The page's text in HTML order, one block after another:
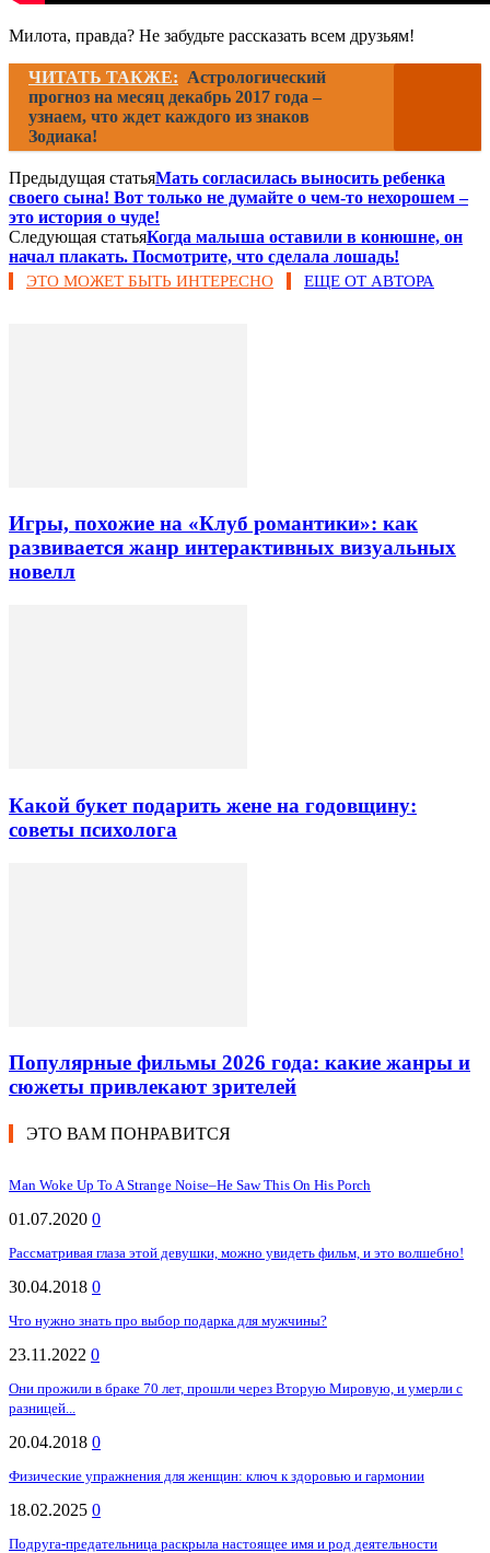
Милота, правда? Не забудьте рассказать всем друзьям!
ЧИТАТЬ ТАКЖЕ: Астрологический
прогноз на месяц декабрь 2017 года –
узнаем, что ждет каждого из знаков
Зодиака!
Предыдущая статьяМать согласилась выносить ребенка
своего сына! Вот только не думайте о чем-то нехорошем –
это история о чуде!
Следующая статьяКогда малыша оставили в конюшне, он
начал плакать. Посмотрите, что сделала лошадь!
ЭТО МОЖЕТ БЫТЬ ИНТЕРЕСНО ЕЩЕ ОТ АВТОРА
Игры, похожие на «Клуб романтики»: как
развивается жанр интерактивных визуальных
новелл
Какой букет подарить жене на годовщину:
советы психолога
Популярные фильмы 2026 года: какие жанры и
сюжеты привлекают зрителей
ЭТО ВАМ ПОНРАВИТСЯ
Man Woke Up To A Strange Noise–He Saw This On His Porch
01.07.2020 0
Рассматривая глаза этой девушки, можно увидеть фильм, и это волшебно!
30.04.2018 0
Что нужно знать про выбор подарка для мужчины?
23.11.2022 0
Они прожили в браке 70 лет, прошли через Вторую Мировую, и умерли с
разницей...
20.04.2018 0
Физические упражнения для женщин: ключ к здоровью и гармонии
18.02.2025 0
Подруга-предательница раскрыла настоящее имя и род деятельности